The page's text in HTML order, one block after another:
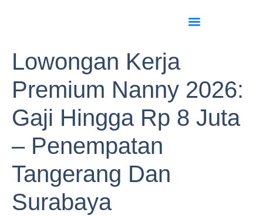
Lowongan Kerja
Premium Nanny 2026:
Gaji Hingga Rp 8 Juta
– Penempatan
Tangerang Dan
Surabaya